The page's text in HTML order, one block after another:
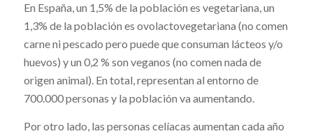
En España, un 1,5% de la población es vegetariana, un
1,3% de la población es ovolactovegetariana (no comen
carne ni pescado pero puede que consuman lácteos y/o
huevos) y un 0,2 % son veganos (no comen nada de
origen animal). En total, representan al entorno de
700.000 personas y la población va aumentando.
Por otro lado, las personas celíacas aumentan cada año